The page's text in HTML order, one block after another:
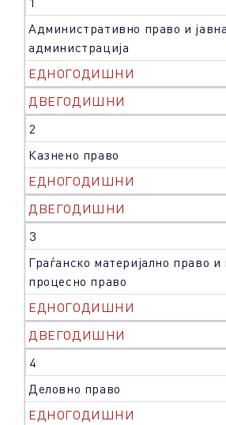
Административно право и јавна
администрација
ЕДНОГОДИШНИ
ДВЕГОДИШНИ
2
Казнено право
ЕДНОГОДИШНИ
ДВЕГОДИШНИ
3
Граѓанско материјално право и
процесно право
ЕДНОГОДИШНИ
ДВЕГОДИШНИ
4
Деловно право
ЕДНОГОДИШНИ